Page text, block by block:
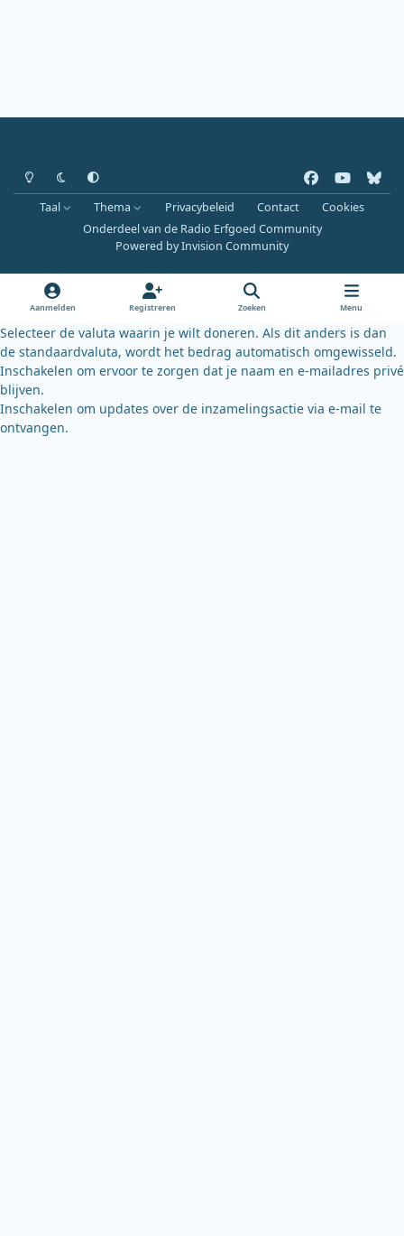
Heldere modus
Donkere modus
Systeemvoorkeur
a
c
e
k
o
u
b
l
u
k
y
Taal Thema Privacybeleid Contact
Cookies
Onderdeel van de Radio Erfgoed Community
Powered byInvision Community
Aanmelden Registreren Zoeken Menu
Selecteer de valuta waarin je wilt doneren. Als dit anders is dan
de standaardvaluta, wordt het bedrag automatisch omgewisseld.
Inschakelen om ervoor te zorgen dat je naam en e-mailadres privé
blijven.
Inschakelen om updates over de inzamelingsactie via e-mail te
ontvangen.